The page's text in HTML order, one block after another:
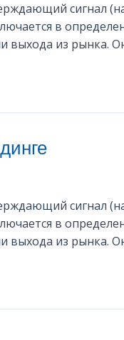
сигнал
в
выхода из рынка.
сигнал
в
выхода из рынка.